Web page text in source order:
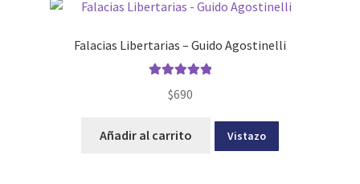
Falacias Libertarias – Guido Agostinelli
5.00
$690
Añadir al carrito Vistazo